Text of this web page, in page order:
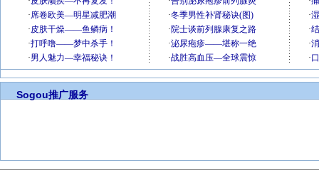
Sogou推广服务